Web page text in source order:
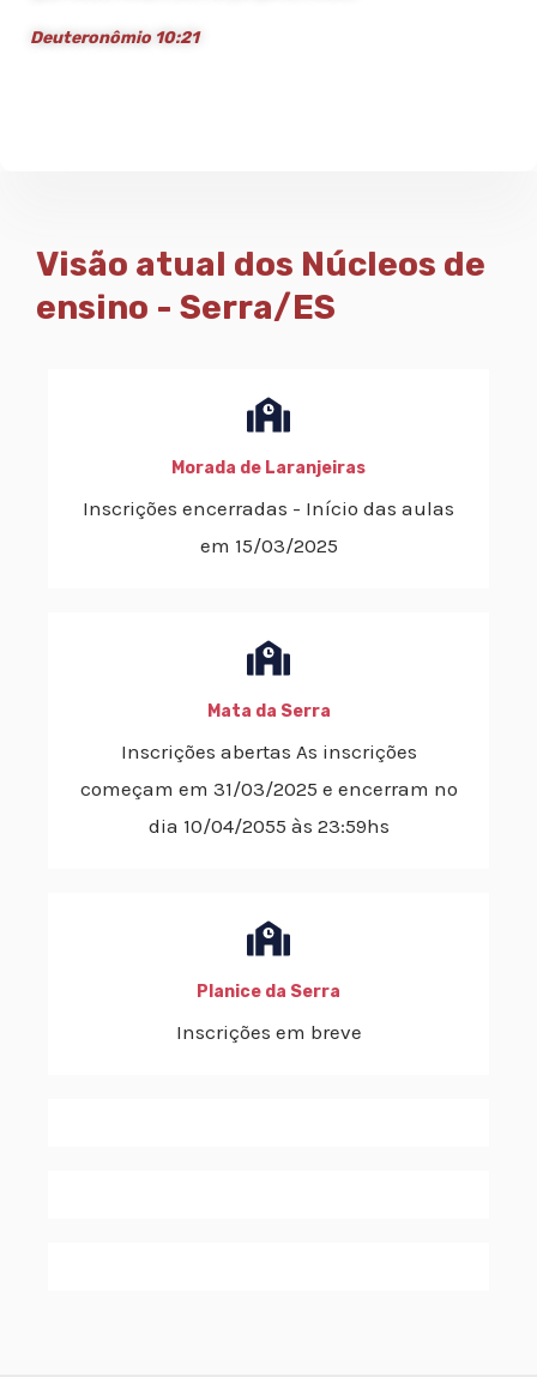
Deuteronômio 10:21
Visão atual dos Núcleos de
ensino - Serra/ES
Morada de Laranjeiras
Inscrições encerradas - Início das aulas
em 15/03/2025
Mata da Serra
Inscrições abertas As inscrições
começam em 31/03/2025 e encerram no
dia 10/04/2055 às 23:59hs
Planice da Serra
Inscrições em breve